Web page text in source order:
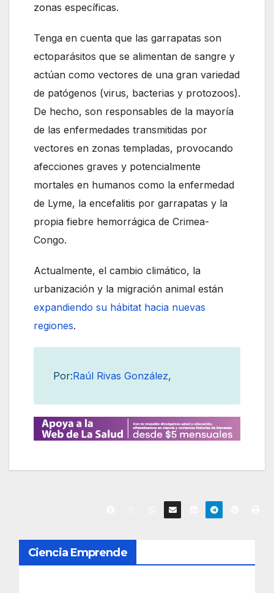
zonas específicas.
Tenga en cuenta que las garrapatas son
ectoparásitos que se alimentan de sangre y
actúan como vectores de una gran variedad
de patógenos (virus, bacterias y protozoos).
De hecho, son responsables de la mayoría
de las enfermedades transmitidas por
vectores en zonas templadas, provocando
afecciones graves y potencialmente
mortales en humanos como la enfermedad
de Lyme, la encefalitis por garrapatas y la
propia fiebre hemorrágica de Crimea-
Congo.
Actualmente, el cambio climático, la
urbanización y la migración animal están
expandiendo su hábitat hacia nuevas
regiones.
Por:Raúl Rivas González,
N
a
Ciencia Emprende